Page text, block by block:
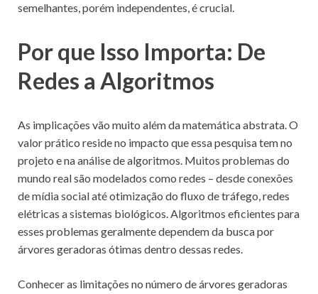
semelhantes, porém independentes, é crucial.
Por que Isso Importa: De
Redes a Algoritmos
As implicações vão muito além da matemática abstrata. O
valor prático reside no impacto que essa pesquisa tem no
projeto e na análise de algoritmos. Muitos problemas do
mundo real são modelados como redes – desde conexões
de mídia social até otimização do fluxo de tráfego, redes
elétricas a sistemas biológicos. Algoritmos eficientes para
esses problemas geralmente dependem da busca por
árvores geradoras ótimas dentro dessas redes.
Conhecer as limitações no número de árvores geradoras